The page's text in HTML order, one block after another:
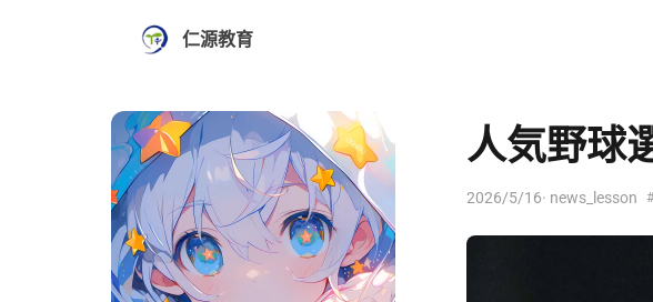
仁源教育
人気野球
2026/5/16· news_lesson